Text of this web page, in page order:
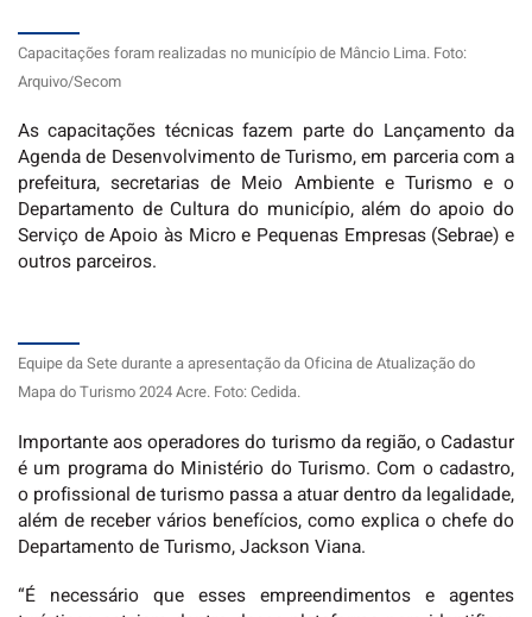
Capacitações foram realizadas no município de Mâncio Lima. Foto:
Arquivo/Secom
As capacitações técnicas fazem parte do Lançamento da
Agenda de Desenvolvimento de Turismo, em parceria com a
prefeitura, secretarias de Meio Ambiente e Turismo e o
Departamento de Cultura do município, além do apoio do
Serviço de Apoio às Micro e Pequenas Empresas (Sebrae) e
outros parceiros.
Equipe da Sete durante a apresentação da Oficina de Atualização do
Mapa do Turismo 2024 Acre. Foto: Cedida.
Importante aos operadores do turismo da região, o Cadastur
é um programa do Ministério do Turismo. Com o cadastro,
o profissional de turismo passa a atuar dentro da legalidade,
além de receber vários benefícios, como explica o chefe do
Departamento de Turismo, Jackson Viana.
“É necessário que esses empreendimentos e agentes